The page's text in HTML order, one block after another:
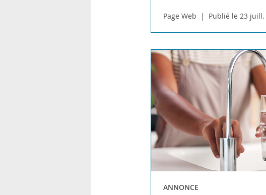
Page Web Publié le 23 juill.
ANNONCE